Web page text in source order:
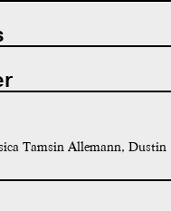
Tamsin Allemann, Dustin